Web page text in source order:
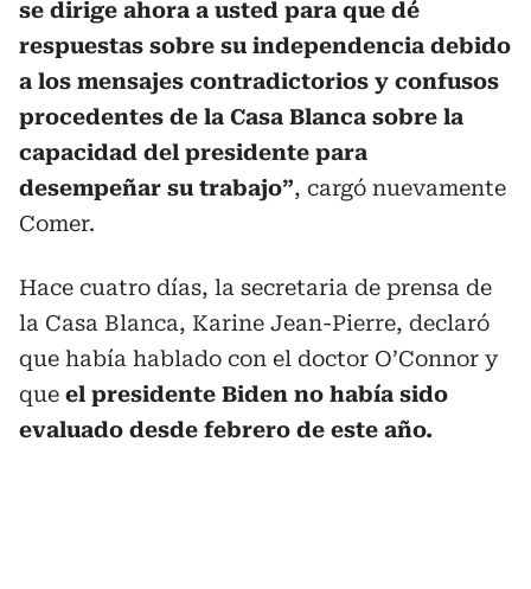
se dirige ahora a usted para que dé
respuestas sobre su independencia debido
a los mensajes contradictorios y confusos
procedentes de la Casa Blanca sobre la
capacidad del presidente para
desempeñar su trabajo”, cargó nuevamente
Comer.
Hace cuatro días, la secretaria de prensa de
la Casa Blanca, Karine Jean-Pierre, declaró
que había hablado con el doctor O’Connor y
que el presidente Biden no había sido
evaluado desde febrero de este año.